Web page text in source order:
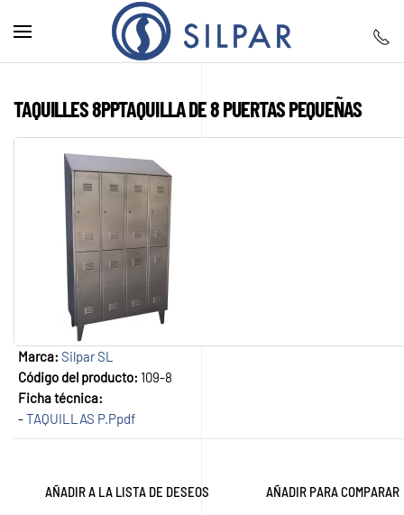
Skip to main content
TAQUILLES 8PPTAQUILLA DE 8 PUERTAS PEQUEÑAS
Marca: Silpar SL
Código del producto: 109-8
Ficha técnica:
-TAQUILLAS P.Ppdf
AÑADIR A LA LISTA DE DESEOS AÑADIR PARA COMPARAR